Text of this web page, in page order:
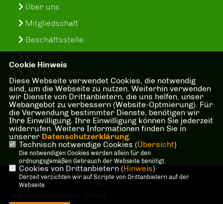
Über uns
Mitgliedschaft
Geschäftsstelle
Vorstand
Sportabzeichen
SuS-In-Treff
Kinder- und Jugenschutzkonzept
Bankverbindung
@2026 Spiel und Sport 1927 e. V.
Cookie Hinweis
Diese Webseite verwendet Cookies, die notwendig
sind, um die Webseite zu nutzen. Weiterhin verwenden
wir Dienste von Drittanbietern, die uns helfen, unser
Webangebot zu verbessern (Website-Optmierung). Für
die Verwendung bestimmter Dienste, benötigen wir
Ihre Einwilligung. Ihre Einwilligung können Sie jederzeit
widerrufen. Weitere Informationen finden Sie in
unserer Datenschutzerklärung.
Technisch notwendige Cookies (Übersicht)
Die notwendigen Cookies werden allein für den
ordnungsgemäßen Gebrauch der Webseite benötigt.
Cookies von Drittanbietern (Hinweis)
Derzeit verzichten wir auf Scripte von Drittanbietern auf der
Webseite.